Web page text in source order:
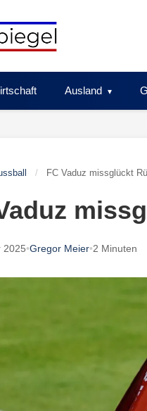
Ausland
/ FC Vaduz missglückt
2025•Gregor Meier•2 Minuten